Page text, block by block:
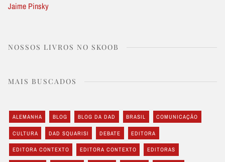
Jaime Pinsky
NOSSOS LIVROS NO SKOOB
MAIS BUSCADOS
ALEMANHA BLOG BLOG DA DAD BRASIL COMUNICAÇÃO
CULTURA DAD SQUARISI DEBATE EDITORA
EDITORA CONTEXTO EDITORA CONTEXTO EDITORAS